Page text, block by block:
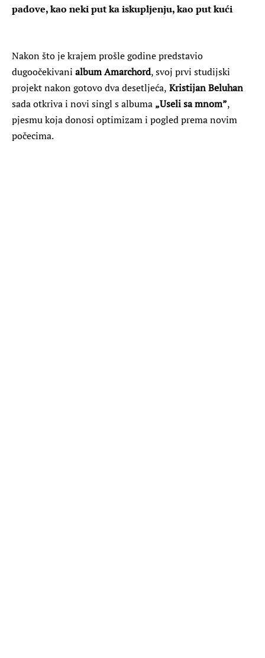
padove, kao neki put ka iskupljenju, kao put kući
Nakon što je krajem prošle godine predstavio
dugoočekivani album Amarchord, svoj prvi studijski
projekt nakon gotovo dva desetljeća, Kristijan Beluhan
sada otkriva i novi singl s albuma „Useli sa mnom”,
pjesmu koja donosi optimizam i pogled prema novim
počecima.